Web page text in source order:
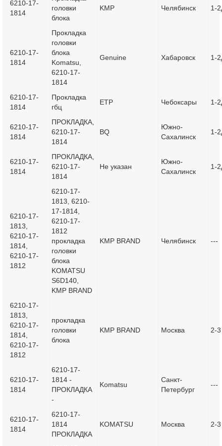
6210-17-
1814
головки
блока
KMP Челябинск 1-
6210-17-
1814
Прокладка
головки
блока
Komatsu,
6210-17-
1814
Genuine Хабаровск 1-
6210-17-
1814
Прокладка
гбц
ETP Чебоксары 1-
6210-17-
1814
ПРОКЛАДКА,
6210-17-
1814
BQ
Южно-
Сахалинск
1-
6210-17-
1814
ПРОКЛАДКА,
6210-17-
1814
Не указан
Южно-
Сахалинск
1-
6210-17-
1813,
6210-17-
1814,
6210-17-
1812
6210-17-
1813, 6210-
17-1814,
6210-17-
1812
прокладка
головки
блока
KOMATSU
S6D140,
KMP BRAND
KMP BRAND Челябинск ---
6210-17-
1813,
6210-17-
1814,
6210-17-
1812
прокладка
головки
блока
KMP BRAND Москва 2-
6210-17-
1814
6210-17-
1814 -
ПРОКЛАДКА
-
Komatsu
Санкт-
Петербург
---
6210-17-
1814
6210-17-
1814
ПРОКЛАДКА
KOMATSU Москва 2-